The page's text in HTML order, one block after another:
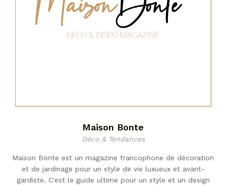
Maison Bonte
Déco & Tendances
Maison Bonte est un magazine francophone de décoration
et de jardinage pour un style de vie luxueux et avant-
gardiste. C'est le guide ultime pour un style et un design